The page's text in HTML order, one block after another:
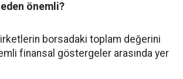
önemli?
borsadaki toplam değerini
finansal göstergeler arasında yer